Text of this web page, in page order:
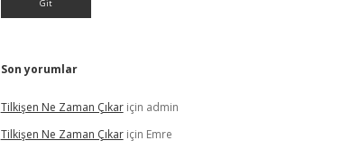
Son yorumlar
Tilkişen Ne Zaman Çıkariçin admin
Tilkişen Ne Zaman Çıkariçin Emre